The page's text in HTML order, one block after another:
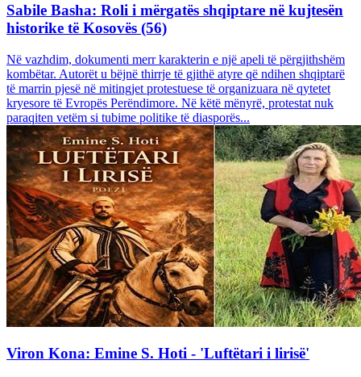
Sabile Basha: Roli i mërgatës shqiptare në kujtesën
historike të Kosovës (56)
Në vazhdim, dokumenti merr karakterin e një apeli të përgjithshëm
kombëtar. Autorët u bëjnë thirrje të gjithë atyre që ndihen shqiptarë
të marrin pjesë në mitingjet protestuese të organizuara në qytetet
kryesore të Evropës Perëndimore. Në këtë mënyrë, protestat nuk
paraqiten vetëm si tubime politike të diasporës...
Viron Kona: Emine S. Hoti - 'Luftëtari i lirisë'